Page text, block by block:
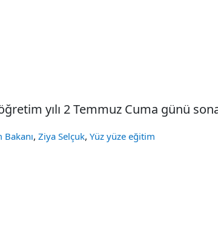
yılı 2 Temmuz Cuma günü
, Ziya Selçuk, Yüz yüze eğitim